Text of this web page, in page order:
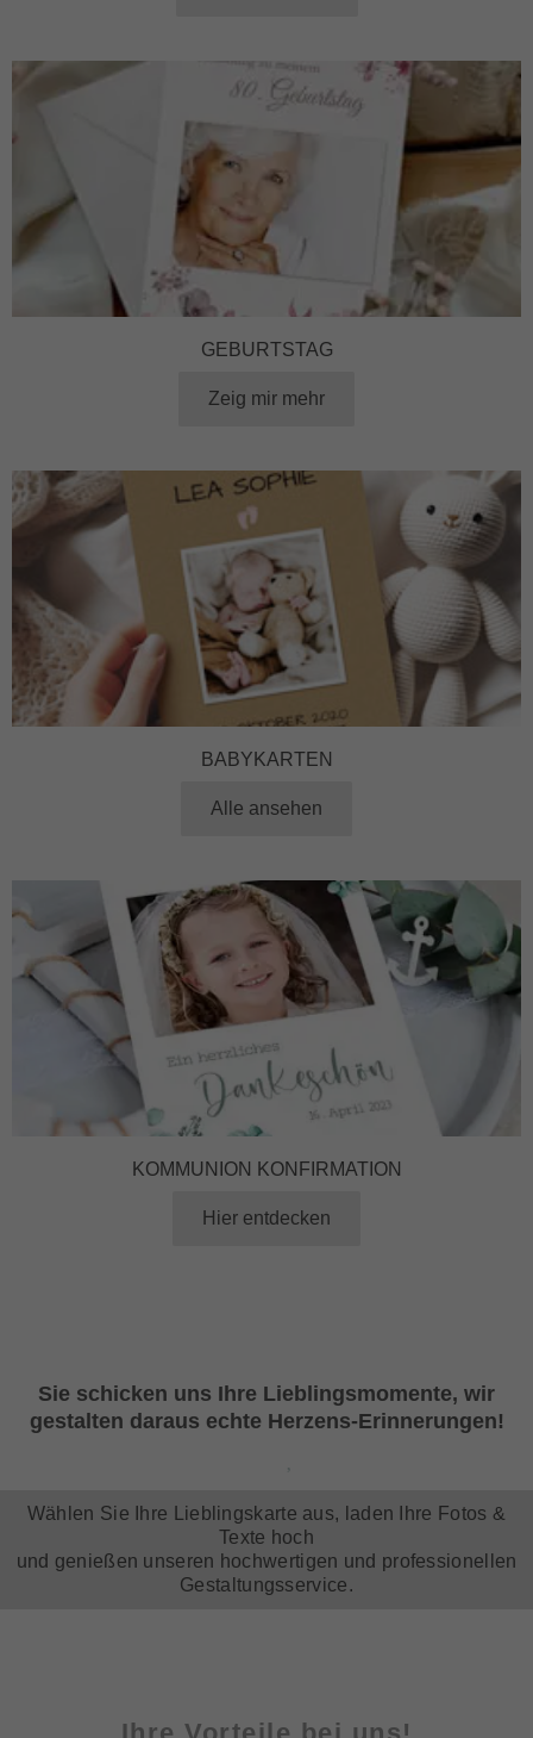
GEBURTSTAG
Zeig mir mehr
BABYKARTEN
Alle ansehen
KOMMUNION KONFIRMATION
Hier entdecken
Sie schicken uns Ihre Lieblingsmomente, wir
gestalten daraus echte Herzens-Erinnerungen!
Wählen Sie Ihre Lieblingskarte aus, laden Ihre Fotos &
Texte hoch
und genießen unseren hochwertigen und professionellen
Gestaltungsservice.